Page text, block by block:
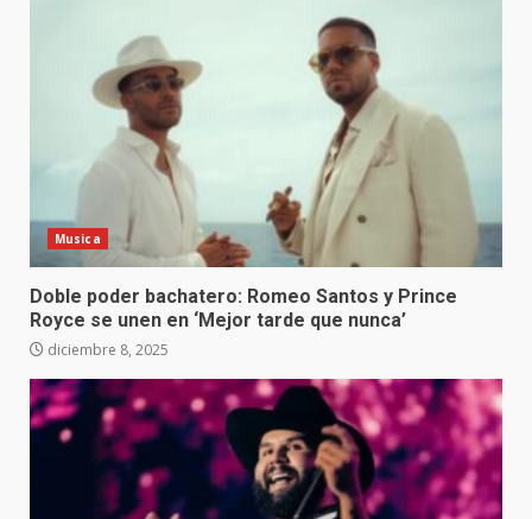
Musica
Doble poder bachatero: Romeo Santos y Prince
Royce se unen en ‘Mejor tarde que nunca’
diciembre 8, 2025